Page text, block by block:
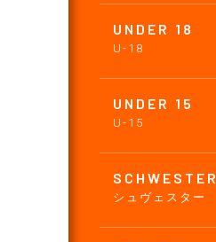
UNDER 18
U-18
UNDER 15
U-15
SCHWESTER
シュヴェスター